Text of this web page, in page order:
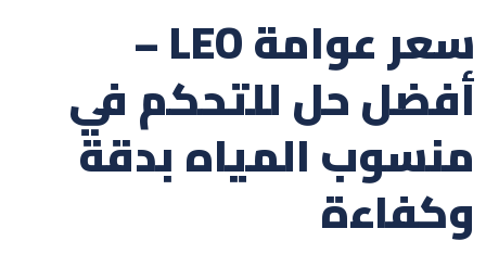
سعر عوامة LEO –
أفضل حل للتحكم في
منسوب المياه بدقة
وكفاءة